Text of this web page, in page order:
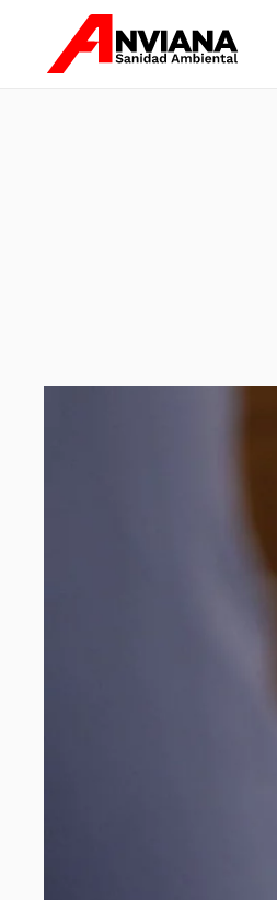
Skip to main content